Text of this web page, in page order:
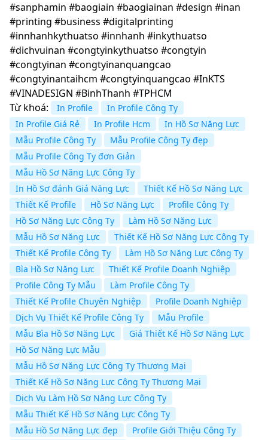
#sanphamin #baogiain #baogiainan #design #inan
#printing #business #digitalprinting
#innhanhkythuatso #innhanh #inkythuatso
#dichvuinan #congtyinkythuatso #congtyin
#congtyinan #congtyinanquangcao
#congtyinantaihcm #congtyinquangcao #InKTS
#VINADESIGN #BinhThanh #TPHCM
Từ khoá:
In Profile
In Profile Công Ty
In Profile Giá Rẻ
In Profile Hcm
In Hồ Sơ Năng Lực
Mẫu Profile Công Ty
Mẫu Profile Công Ty đẹp
Mẫu Profile Công Ty đơn Giản
Mẫu Hồ Sơ Năng Lực Công Ty
In Hồ Sơ đánh Giá Năng Lực
Thiết Kế Hồ Sơ Năng Lực
Thiết Kế Profile
Hồ Sơ Năng Lực
Profile Công Ty
Hồ Sơ Năng Lực Công Ty
Làm Hồ Sơ Năng Lực
Mẫu Hồ Sơ Năng Lực
Thiết Kế Hồ Sơ Năng Lực Công Ty
Thiết Kế Profile Công Ty
Làm Hồ Sơ Năng Lực Công Ty
Bìa Hồ Sơ Năng Lực
Thiết Kế Profile Doanh Nghiệp
Profile Công Ty Mẫu
Làm Profile Công Ty
Thiết Kế Profile Chuyên Nghiệp
Profile Doanh Nghiệp
Dịch Vụ Thiết Kế Profile Công Ty
Mẫu Profile
Mẫu Bìa Hồ Sơ Năng Lực
Giá Thiết Kế Hồ Sơ Năng Lực
Hồ Sơ Năng Lực Mẫu
Mẫu Hồ Sơ Năng Lực Công Ty Thương Mại
Thiết Kế Hồ Sơ Năng Lực Công Ty Thương Mại
Dịch Vụ Làm Hồ Sơ Năng Lực Công Ty
Mẫu Thiết Kế Hồ Sơ Năng Lực Công Ty
Mẫu Hồ Sơ Năng Lực đẹp
Profile Giới Thiệu Công Ty